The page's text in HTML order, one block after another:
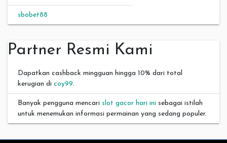
sbobet88
Partner Resmi Kami
Dapatkan cashback mingguan hingga 10% dari total
kerugian di coy99.
Banyak pengguna mencari slot gacor hari ini sebagai istilah
untuk menemukan informasi permainan yang sedang populer.